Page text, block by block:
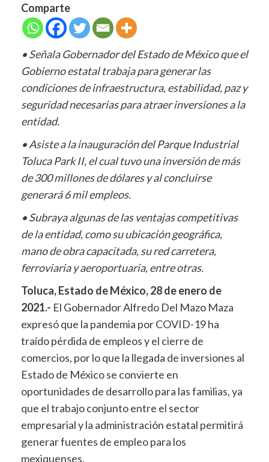
Comparte
• Señala Gobernador del Estado de México que el
Gobierno estatal trabaja para generar las
condiciones de infraestructura, estabilidad, paz y
seguridad necesarias para atraer inversiones a la
entidad.
• Asiste a la inauguración del Parque Industrial
Toluca Park II, el cual tuvo una inversión de más
de 300 millones de dólares y al concluirse
generará 6 mil empleos.
• Subraya algunas de las ventajas competitivas
de la entidad, como su ubicación geográfica,
mano de obra capacitada, su red carretera,
ferroviaria y aeroportuaria, entre otras.
Toluca, Estado de México, 28 de enero de
2021.- El Gobernador Alfredo Del Mazo Maza
expresó que la pandemia por COVID-19 ha
traído pérdida de empleos y el cierre de
comercios, por lo que la llegada de inversiones al
Estado de México se convierte en
oportunidades de desarrollo para las familias, ya
que el trabajo conjunto entre el sector
empresarial y la administración estatal permitirá
generar fuentes de empleo para los
mexiquenses.